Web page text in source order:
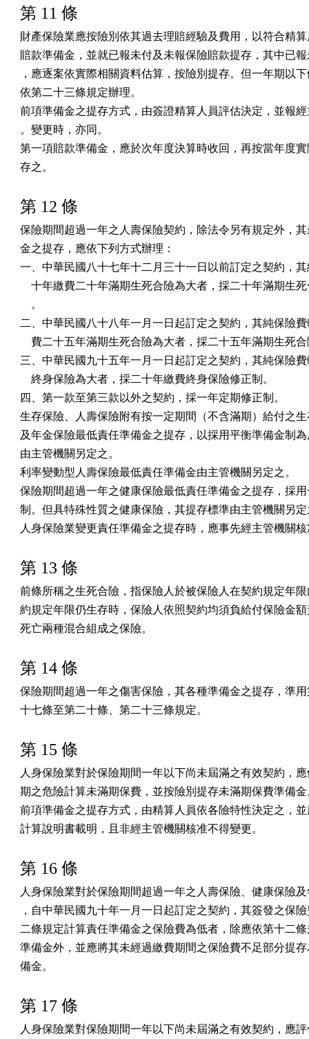
第 11 條
財產保險業應按險別依其過去理賠經驗及費用，以符合精
賠款準備金，並就已報未付及未報保險賠款提存，其中已
，應逐案依實際相關資料估算，按險別提存。但一年期以
依第二十三條規定辦理。
前項準備金之提存方式，由簽證精算人員評估決定，並報
。變更時，亦同。
第一項賠款準備金，應於次年度決算時收回，再按當年度
存之。
第 12 條
保險期間超過一年之人壽保險契約，除法令另有規定外，
金之提存，應依下列方式辦理：
一、中華民國八十七年十二月三十一日以前訂定之契約，
十年繳費二十年滿期生死合險為大者，採二十年滿期生
    。
二、中華民國八十八年一月一日起訂定之契約，其純保險
費二十五年滿期生死合險為大者，採二十五年滿期生死
三、中華民國九十五年一月一日起訂定之契約，其純保險
    終身保險為大者，採二十年繳費終身保險修正制。
四、第一款至第三款以外之契約，採一年定期修正制。
生存保險、人壽保險附有按一定期間（不含滿期）給付之
及年金保險最低責任準備金之提存，以採用平衡準備金制
由主管機關另定之。
利率變動型人壽保險最低責任準備金由主管機關另定之。
保險期間超過一年之健康保險最低責任準備金之提存，採
制。但具特殊性質之健康保險，其提存標準由主管機關另
人身保險業變更責任準備金之提存時，應事先經主管機關
第 13 條
前條所稱之生死合險，指保險人於被保險人在契約規定年
約規定年限仍生存時，保險人依照契約均須負給付保險金
死亡兩種混合組成之保險。
第 14 條
保險期間超過一年之傷害保險，其各種準備金之提存，準
十七條至第二十條、第二十三條規定。
第 15 條
人身保險業對於保險期間一年以下尚未屆滿之有效契約，
期之危險計算未滿期保費，並按險別提存未滿期保費準備金
前項準備金之提存方式，由精算人員依各險特性決定之，
計算說明書載明，且非經主管機關核准不得變更。
第 16 條
人身保險業對於保險期間超過一年之人壽保險、健康保險
，自中華民國九十年一月一日起訂定之契約，其簽發之保
二條規定計算責任準備金之保險費為低者，除應依第十二
準備金外，並應將其未經過繳費期間之保險費不足部分提
備金。
第 17 條
人身保險業對保險期間一年以下尚未屆滿之有效契約，應